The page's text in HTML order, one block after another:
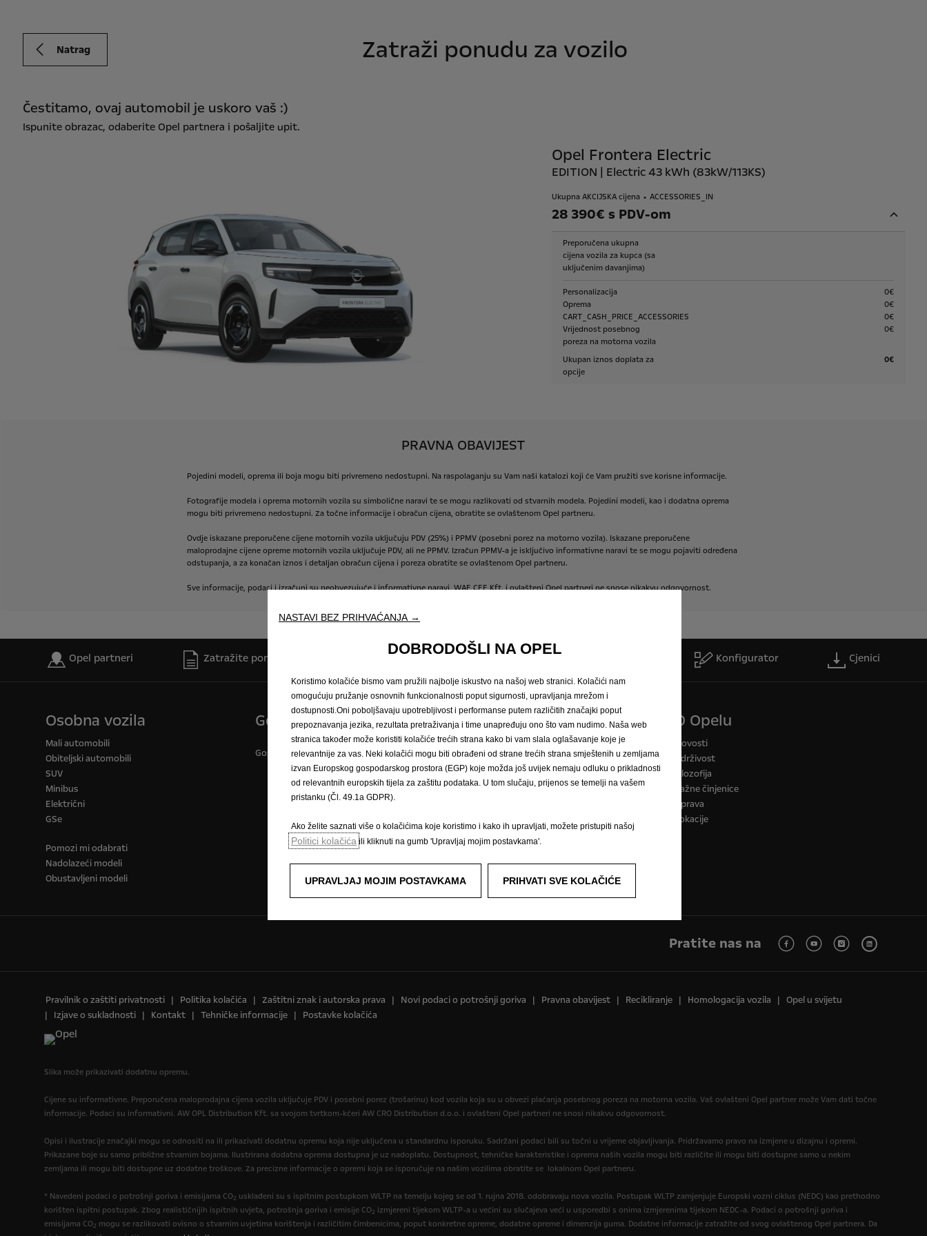
Natrag Zatraži ponudu za vozilo
Čestitamo, ovaj automobil je uskoro vaš :)
Ispunite obrazac, odaberite Opel partnera i pošaljite upit.
Opel Frontera Electric
EDITION | Electric 43 kWh (83kW/113KS)
Ukupna AKCIJSKA cijena ACCESSORIES_IN
28 390€ s PDV-om
Preporučena ukupna
cijena vozila za kupca (sa
uključenim davanjima)
Personalizacija
0€
Oprema
0€
CART_CASH_PRICE_ACCESSORIES
0€
Vrijednost posebnog
poreza na motorna vozila
0€
Ukupan iznos doplata za
opcije
0€
PRAVNA OBAVIJEST
Pojedini modeli, oprema ili boja mogu biti privremeno nedostupni. Na raspolaganju su Vam naši katalozi koji će Vam pružiti sve korisne informacije.
Fotografije modela i oprema motornih vozila su simbolične naravi te se mogu razlikovati od stvarnih modela. Pojedini modeli, kao i dodatna oprema
mogu biti privremeno nedostupni. Za točne informacije i obračun cijena, obratite se ovlaštenom Opel partneru.
Ovdje iskazane preporučene cijene motornih vozila uključuju PDV (25%) i PPMV (posebni porez na motorno vozila). Iskazane preporučene
maloprodajne cijene opreme motornih vozila uključuje PDV, ali ne PPMV. Izračun PPMV-a je isključivo informativne naravi te se mogu pojaviti određena
odstupanja, a za konačan iznos i detaljan obračun cijena i poreza obratite se ovlaštenom Opel partneru.
Sve informacije, podaci i izračuni su neobvezujuće i informativne naravi. WAE CEE Kft. i ovlašteni Opel partneri ne snose nikakvu odgovornost.
Opel partneri Zatražite ponudu Zatražite testnu vožnju Naručivanje na servis Konfigurator Cjenici
Osobna vozila
Mali automobili
Obiteljski automobili
SUV
Minibus
Električni
GSe
Pomozi mi odabrati
Nadolazeći modeli
Obustavljeni modeli
Gospodarska vozila
Gospodarska vozila i više
Doživite Opel
Podaci o potrošnji goriva i emisijama CO2
E-mobilnost
Opel Connect
Sustavi za informiranje i zabavu
Opel lifestyle shop
Opel post
Opel Experimental
O Opelu
Novosti
Održivost
Filozofija
Važne činjenice
Uprava
Lokacije
Pratite nas na
Pravilnik o zaštiti privatnosti Politika kolačića Zaštitni znak i autorska prava Novi podaci o potrošnji goriva Pravna obavijest Recikliranje Homologacija vozila
Opel u svijetu
Izjave o sukladnosti
Kontakt Tehničke informacije Postavke kolačića
Slika može prikazivati dodatnu opremu.
Cijene su informativne. Preporučena maloprodajna cijena vozila uključuje PDV i posebni porez (trošarinu) kod vozila koja su u obvezi plaćanja posebnog poreza na motorna vozila. Vaš ovlašteni Opel partner može Vam dati točne
informacije. Podaci su informativni. AW OPL Distribution Kft. sa svojom tvrtkom-kćeri AW CRO Distribution d.o.o. i ovlašteni Opel partneri ne snosi nikakvu odgovornost.
Opisi i ilustracije značajki mogu se odnositi na ili prikazivati dodatnu opremu koja nije uključena u standardnu isporuku. Sadržani podaci bili su točni u vrijeme objavljivanja. Pridržavamo pravo na izmjene u dizajnu i opremi.
Prikazane boje su samo približne stvarnim bojama. Ilustrirana dodatna oprema dostupna je uz nadoplatu. Dostupnost, tehničke karakteristike i oprema naših vozila mogu biti različite ili mogu biti dostupne samo u nekim
zemljama ili mogu biti dostupne uz dodatne troškove. Za precizne informacije o opremi koja se isporučuje na našim vozilima obratite se lokalnom Opel partneru.
* Navedeni podaci o potrošnji goriva i emisijama CO2 usklađeni su s ispitnim postupkom WLTP na temelju kojeg se od 1. rujna 2018. odobravaju nova vozila. Postupak WLTP zamjenjuje Europski vozni ciklus (NEDC) kao prethodno
korišten ispitni postupak. Zbog realističnijih ispitnih uvjeta, potrošnja goriva i emisije CO2 izmjereni tijekom WLTP-a u većini su slučajeva veći u usporedbi s onima izmjerenima tijekom NEDC-a. Podaci o potrošnji goriva i
emisijama CO2 mogu se razlikovati ovisno o stvarnim uvjetima korištenja i različitim čimbenicima, poput konkretne opreme, dodatne opreme i dimenzija guma. Dodatne informacije zatražite od svog ovlaštenog Opel partnera. Da
NASTAVI BEZ PRIHVAĆANJA →
DOBRODOŠLI NA OPEL
Koristimo kolačiće bismo vam pružili najbolje iskustvo na našoj web stranici. Kolačići nam
omogućuju pružanje osnovnih funkcionalnosti poput sigurnosti, upravljanja mrežom i
dostupnosti.Oni poboljšavaju upotrebljivost i performanse putem različitih značajki poput
prepoznavanja jezika, rezultata pretraživanja i time unapređuju ono što vam nudimo. Naša web
stranica također može koristiti kolačiće trećih strana kako bi vam slala oglašavanje koje je
relevantnije za vas. Neki kolačići mogu biti obrađeni od strane trećih strana smještenih u zemljama
izvan Europskog gospodarskog prostora (EGP) koje možda još uvijek nemaju odluku o prikladnosti
od relevantnih europskih tijela za zaštitu podataka. U tom slučaju, prijenos se temelji na vašem
pristanku (Čl. 49.1a GDPR).
Ako želite saznati više o kolačićima koje koristimo i kako ih upravljati, možete pristupiti našoj
Politici kolačića ili kliknuti na gumb 'Upravljaj mojim postavkama'.
UPRAVLJAJ MOJIM POSTAVKAMA PRIHVATI SVE KOLAČIĆE